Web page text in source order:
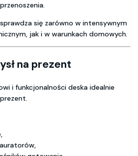
się zarówno w intensywnym
jak i w warunkach domowych.
na prezent
i funkcjonalności deska idealnie